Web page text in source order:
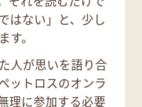
はない」と、少し
。
人が思いを語り合
ットロスのオンラ
理に参加する必要